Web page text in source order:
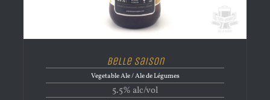
Belle Saison
Vegetable Ale / Ale de Légumes
5.5% alc/vol